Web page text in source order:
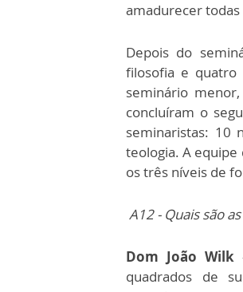
amadurecer
Depois do
filosofia e quatro
seminário
concluíram o
seminaristas: 10
teologia. A
os três níveis de
A12 - Quais são
Dom João Wilk
quadrados de